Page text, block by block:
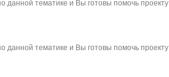
данной тематике и Вы готовы помочь проекту
данной тематике и Вы готовы помочь проекту